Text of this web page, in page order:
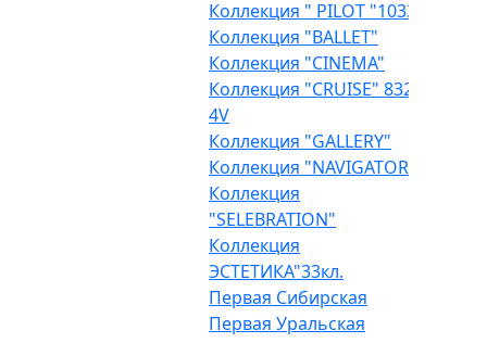
Коллекция " PILOT "1033
Коллекция "BALLET"
Коллекция "CINEMA"
Коллекция "CRUISE" 832
4V
Коллекция "GALLERY"
Коллекция "NAVIGATOR"
Коллекция
"SELEBRATION"
Коллекция
ЭСТЕТИКА"33кл.
Первая Сибирская
Первая Уральская